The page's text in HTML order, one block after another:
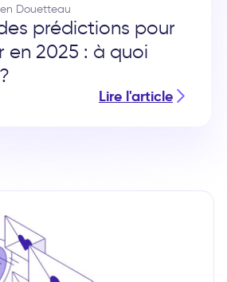
Douetteau
prédictions pour
en 2025 : à quoi
Lire l'article